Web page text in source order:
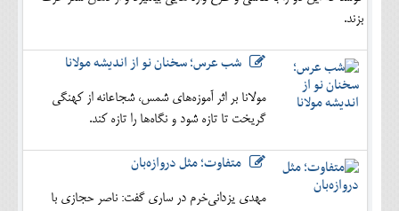
بزند.
شب عرس؛ سخنان نو از اندیشه مولانا
مولانا بر اثر آموزه‌های شمس، شجاعانه از کهنگی
گریخت تا تازه شود و نگاه‌ها را تازه کند.
متفاوت؛ مثل دروازه‌بان
مهدی یزدانی‌خرم در ساری گفت: ناصر حجازی با